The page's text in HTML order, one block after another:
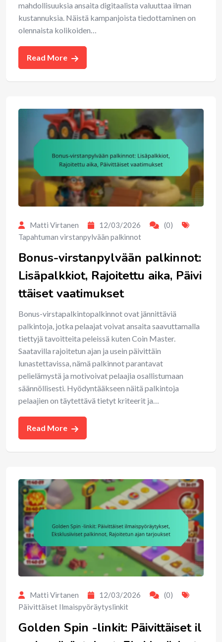
mahdollisuuksia ansaita digitaalista valuuttaa ilman
kustannuksia. Näistä kampanjoista tiedottaminen on
olennaista kolikoiden…
Read More
Matti Virtanen 12/03/2026
(0)
Tapahtuman virstanpylvään palkinnot
Bonus-virstanpylvään palkinnot:
Lisäpalkkiot, Rajoitettu aika, Päivi
ttäiset vaatimukset
Bonus-virstapalkintopalkinnot ovat jännittäviä
palkintoja, jotka pelaajat voivat ansaita saavuttamalla
tiettyjä tavoitteita peleissä kuten Coin Master.
Saatavilla rajoitetun ajan ja usein päivittäin
lunastettavissa, nämä palkinnot parantavat
pelielämystä ja motivoivat pelaajia osallistumaan
säännöllisesti. Hyödyntääkseen näitä palkintoja
pelaajien on täytettävä tietyt kriteerit ja…
Read More
Matti Virtanen 12/03/2026
(0)
Päivittäiset Ilmaispyöräytyslinkit
Golden Spin -linkit: Päivittäiset il